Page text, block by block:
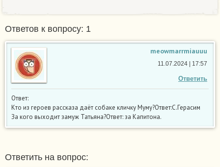
Ответов к вопросу: 1
meowmarrmiauuu
Ответить
11.07.2024 | 17:57
Ответ:
Кто из героев рассказа даёт собаке кличку Муму?Ответ:С.Герасим
За кого выходит замуж Татьяна?Ответ: за Капитона.
Ответить на вопрос: